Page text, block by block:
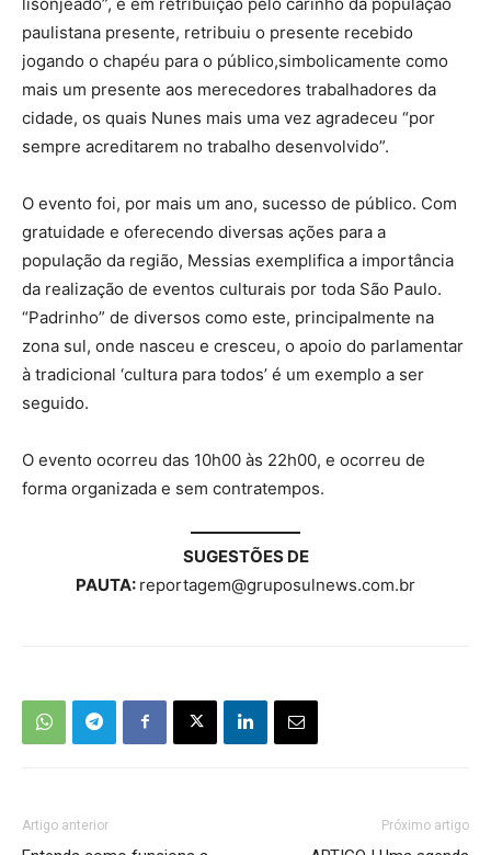
paulistana presente, retribuiu o presente recebido
jogando o chapéu para o público,simbolicamente como
mais um presente aos merecedores trabalhadores da
cidade, os quais Nunes mais uma vez agradeceu “por
sempre acreditarem no trabalho desenvolvido”.
O evento foi, por mais um ano, sucesso de público. Com
gratuidade e oferecendo diversas ações para a
população da região, Messias exemplifica a importância
da realização de eventos culturais por toda São Paulo.
“Padrinho” de diversos como este, principalmente na
zona sul, onde nasceu e cresceu, o apoio do parlamentar
à tradicional ‘cultura para todos’ é um exemplo a ser
seguido.
O evento ocorreu das 10h00 às 22h00, e ocorreu de
forma organizada e sem contratempos.
SUGESTÕES DE
PAUTA: reportagem@gruposulnews.com.br
Artigo anterior Próximo artigo